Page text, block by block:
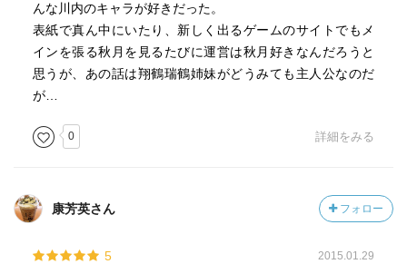
んな川内のキャラが好きだった。
表紙で真ん中にいたり、新しく出るゲームのサイトでもメ
インを張る秋月を見るたびに運営は秋月好きなんだろうと
思うが、あの話は翔鶴瑞鶴姉妹がどうみても主人公なのだ
が…
0 詳細をみる
康芳英さん フォロー
5 2015.01.29